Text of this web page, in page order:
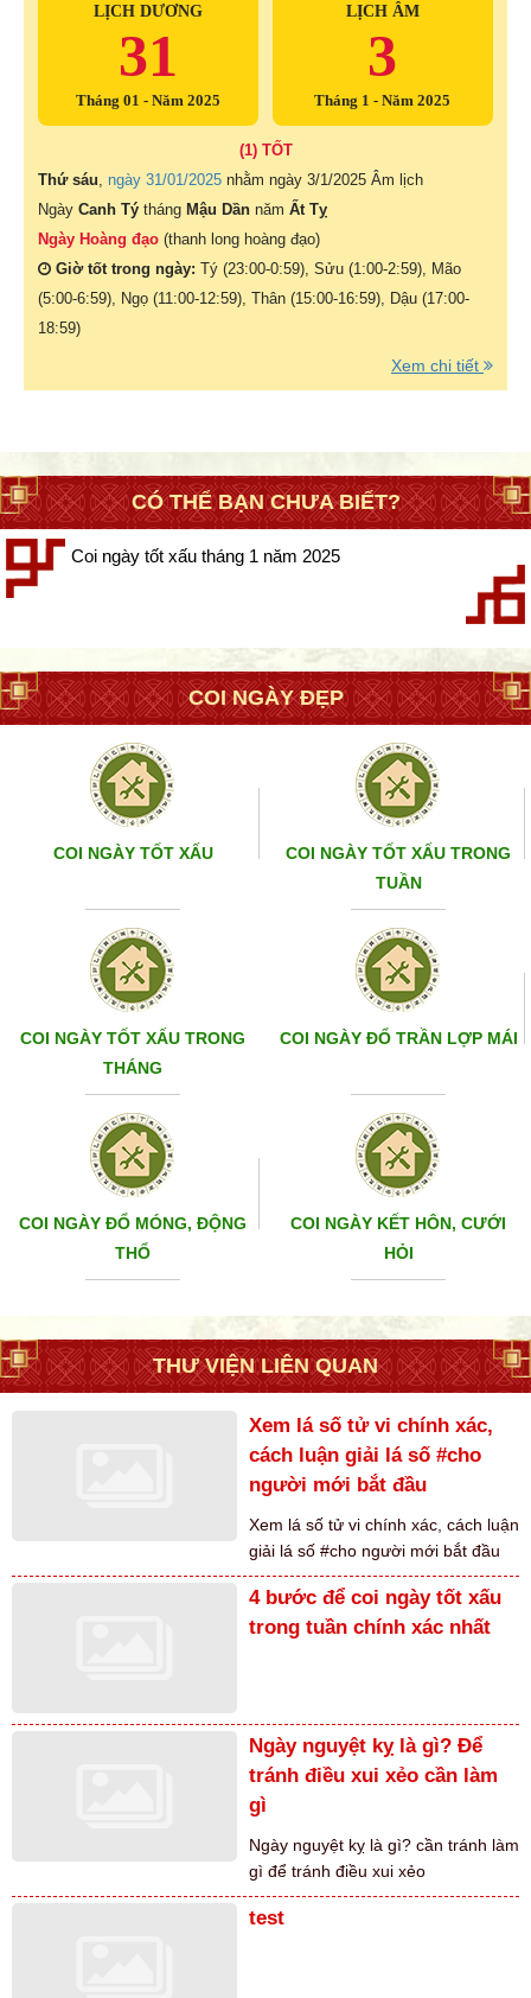
LỊCH DƯƠNG
31
Tháng 01 - Năm 2025
LỊCH ÂM
3
Tháng 1 - Năm 2025
(1) TỐT
Thứ sáu ngày 31/01/2025 nhằm ngày 3/1/2025 Âm lịch
Ngày Canh Tý tháng Mậu Dần năm Ất Tỵ
Ngày Hoàng đạo (thanh long hoàng đạo)
Giờ tốt trong ngày: Tý (23:00-0:59), Sửu (1:00-2:59), Mão
(5:00-6:59), Ngọ (11:00-12:59), Thân (15:00-16:59), Dậu (17:00-
18:59)
Xem chi tiết
CÓ THỂ BẠN CHƯA BIẾT?
Coi ngày tốt xấu tháng 1 năm 2025
COI NGÀY ĐẸP
COI NGÀY TỐT XẤU
COI NGÀY TỐT XẤU TRONG
TUẦN
COI NGÀY TỐT XẤU TRONG
THÁNG
COI NGÀY ĐỔ TRẦN LỢP MÁI
COI NGÀY ĐỔ MÓNG, ĐỘNG
THỔ
COI NGÀY KẾT HÔN, CƯỚI
HỎI
THƯ VIỆN LIÊN QUAN
Xem lá số tử vi chính xác,
cách luận giải lá số #cho
người mới bắt đầu
Xem lá số tử vi chính xác, cách luận
giải lá số #cho người mới bắt đầu
4 bước để coi ngày tốt xấu
trong tuần chính xác nhất
Ngày nguyệt kỵ là gì? Để
tránh điều xui xẻo cần làm
gì
Ngày nguyệt kỵ là gì? cần tránh làm
gì để tránh điều xui xẻo
test